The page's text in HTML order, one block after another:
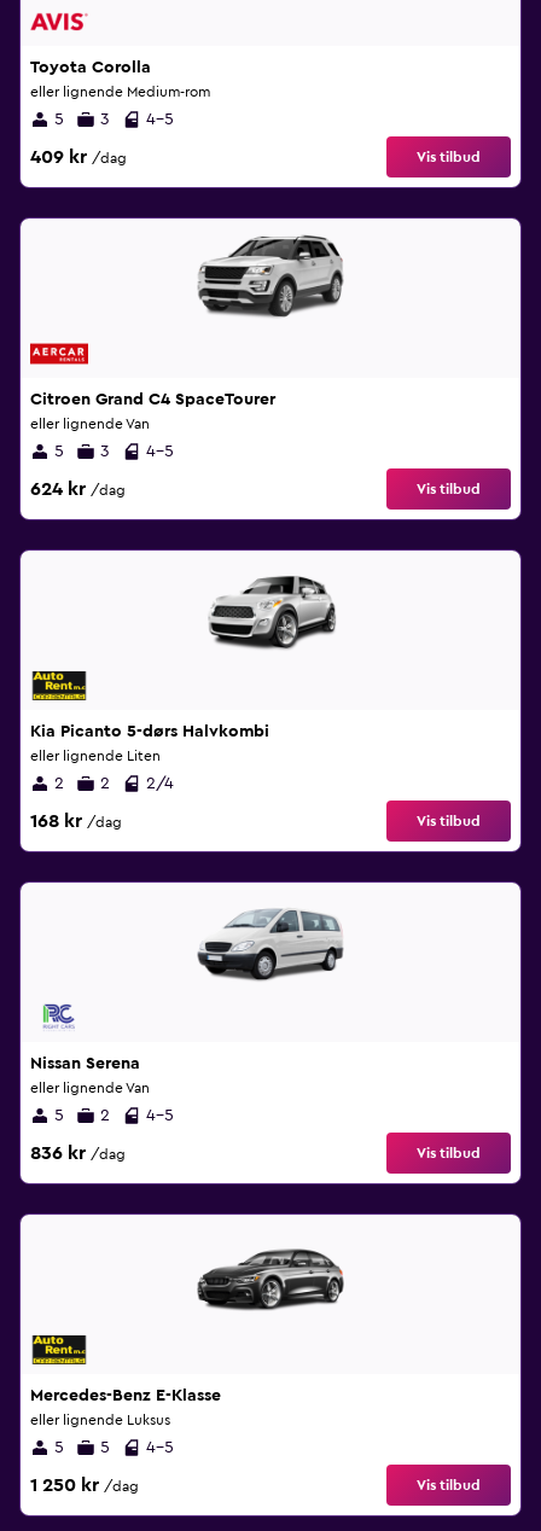
Toyota Corolla
eller lignende Medium-rom
5 3 4-5
409 kr /dag Vis tilbud
Citroen Grand C4 SpaceTourer
eller lignende Van
5 3 4-5
624 kr /dag Vis tilbud
Kia Picanto 5-dørs Halvkombi
eller lignende Liten
2 2 2/4
168 kr /dag Vis tilbud
Nissan Serena
eller lignende Van
5 2 4-5
836 kr /dag Vis tilbud
Mercedes-Benz E-Klasse
eller lignende Luksus
5 5 4-5
1 250 kr /dag Vis tilbud